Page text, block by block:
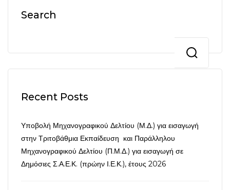
Search
Recent Posts
Υποβολή Μηχανογραφικού Δελτίου (Μ.Δ.) για εισαγωγή
στην Τριτοβάθμια Εκπαίδευση και Παράλληλου
Μηχανογραφικού Δελτίου (Π.Μ.Δ.) για εισαγωγή σε
Δημόσιες Σ.Α.Ε.Κ. (πρώην Ι.Ε.Κ.), έτους 2026